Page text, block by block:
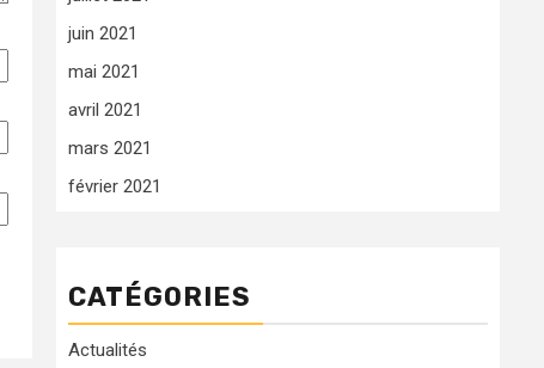
juin 2021
mai 2021
avril 2021
mars 2021
février 2021
CATÉGORIES
Actualités